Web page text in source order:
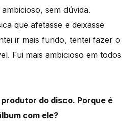
sem dúvida.
que afetasse e deixasse
ir mais fundo, tentei fazer o
Fui mais ambicioso em todos
do disco. Porque é
com ele?